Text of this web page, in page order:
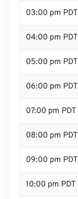
03:00 pm PDT
04:00 pm PDT
05:00 pm PDT
06:00 pm PDT
07:00 pm PDT
08:00 pm PDT
09:00 pm PDT
10:00 pm PDT